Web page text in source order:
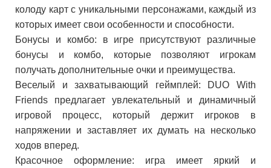
колоду карт с уникальными персонажами, каждый из
которых имеет свои особенности и способности.
Бонусы и комбо: в игре присутствуют различные
бонусы и комбо, которые позволяют игрокам
получать дополнительные очки и преимущества.
Веселый и захватывающий геймплей: DUO With
Friends предлагает увлекательный и динамичный
игровой процесс, который держит игроков в
напряжении и заставляет их думать на несколько
ходов вперед.
Красочное оформление: игра имеет яркий и